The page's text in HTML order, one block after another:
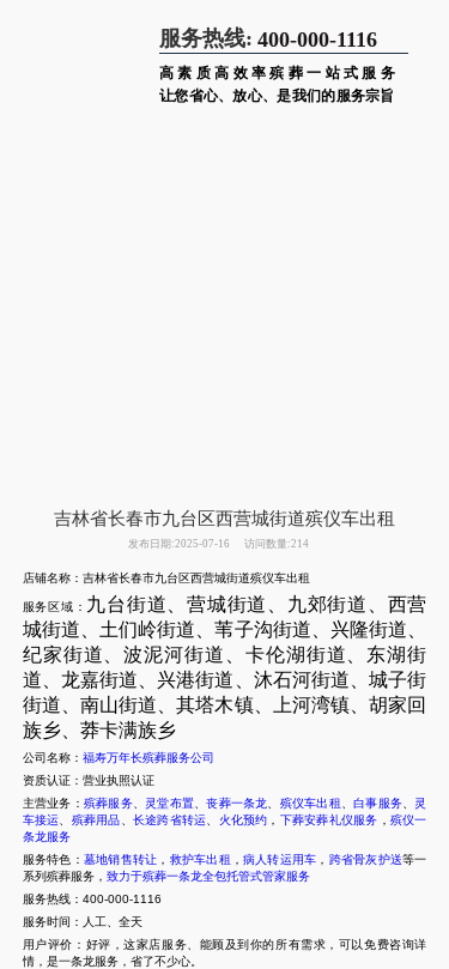
服务热线: 400-000-1116
高素质高效率殡葬一站式服务
让您省心、放心、是我们的服务宗旨
吉林省长春市九台区西营城街道殡仪车出租
发布日期:2025-07-16 访问数量:214
店铺名称：吉林省长春市九台区西营城街道殡仪车出租
服务区域： 九台街道、营城街道、九郊街道、西营
城街道、土们岭街道、苇子沟街道、兴隆街道、
纪家街道、波泥河街道、卡伦湖街道、东湖街
道、龙嘉街道、兴港街道、沐石河街道、城子街
街道、南山街道、其塔木镇、上河湾镇、胡家回
族乡、莽卡满族乡
公司名称： 福寿万年长殡葬服务公司
资质认证：营业执照认证
主营业务： 殡葬服务、 灵堂布置 、丧葬一条龙 殡仪车出租 、白事服务
灵
车接运
殡葬用品 长途跨省转运 火化预约 ， 下葬安葬礼仪服务 ， 殡仪一
条龙服务
服务特色： 墓地销售转让 ， 救护车出租 ， 病人转运用车 ， 跨省骨灰护送等一
系列殡葬服务， 致力于殡葬一条龙全包托管式管家服务
服务热线：400-000-1116
服务时间：人工、全天
用户评价：好评，这家店服务、能顾及到你的所有需求，可以免费咨询详
情，是一条龙服务，省了不少心。